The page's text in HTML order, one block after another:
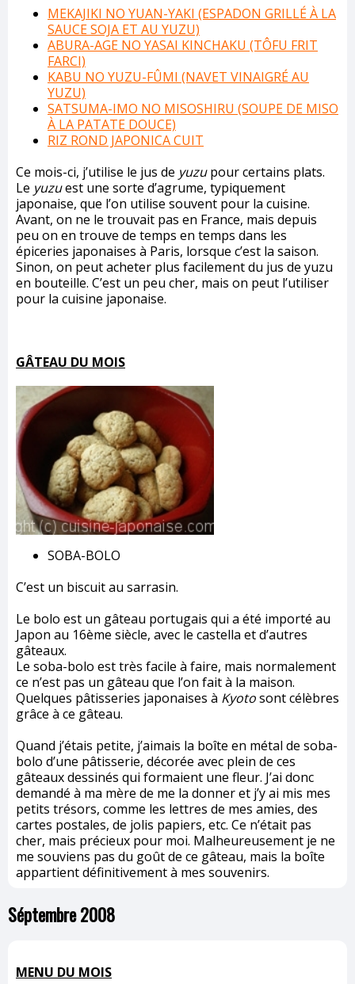
MEKAJIKI NO YUAN-YAKI (ESPADON GRILLÉ À LA
SAUCE SOJA ET AU YUZU)
ABURA-AGE NO YASAI KINCHAKU (TÔFU FRIT
FARCI)
KABU NO YUZU-FÛMI (NAVET VINAIGRÉ AU
YUZU)
SATSUMA-IMO NO MISOSHIRU (SOUPE DE MISO
À LA PATATE DOUCE)
RIZ ROND JAPONICA CUIT
Ce mois-ci, j’utilise le jus de yuzupour certains plats.
Le yuzuest une sorte d’agrume, typiquement
japonaise, que l’on utilise souvent pour la cuisine.
Avant, on ne le trouvait pas en France, mais depuis
peu on en trouve de temps en temps dans les
épiceries japonaises à Paris, lorsque c’est la saison.
Sinon, on peut acheter plus facilement du jus de yuzu
en bouteille. C’est un peu cher, mais on peut l’utiliser
pour la cuisine japonaise.
GÂTEAU DU MOIS
SOBA-BOLO
C’est un biscuit au sarrasin.
Le bolo est un gâteau portugais qui a été importé au
Japon au 16ème siècle, avec le castella et d’autres
gâteaux.
Le soba-bolo est très facile à faire, mais normalement
ce n’est pas un gâteau que l’on fait à la maison.
Quelques pâtisseries japonaises à Kyotosont célèbres
grâce à ce gâteau.
Quand j’étais petite, j’aimais la boîte en métal de soba-
bolo d’une pâtisserie, décorée avec plein de ces
gâteaux dessinés qui formaient une fleur. J’ai donc
demandé à ma mère de me la donner et j’y ai mis mes
petits trésors, comme les lettres de mes amies, des
cartes postales, de jolis papiers, etc. Ce n’était pas
cher, mais précieux pour moi. Malheureusement je ne
me souviens pas du goût de ce gâteau, mais la boîte
appartient définitivement à mes souvenirs.
Séptembre 2008
MENU DU MOIS